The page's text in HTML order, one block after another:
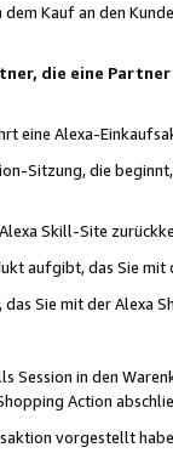
Kauf an den
die eine
eine Alexa-
Sitzung, die
Skill-Site
aufgibt, das Sie mit
Sie mit der Alexa
in den
Action
vorgestellt